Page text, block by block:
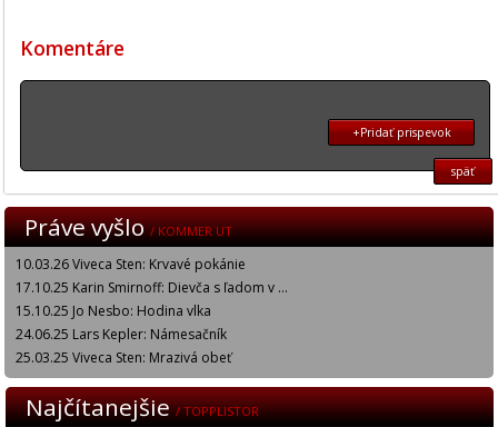
Komentáre
+Pridať prispevok
späť
Práve vyšlo/ KOMMER UT
10.03.26 Viveca Sten: Krvavé pokánie
17.10.25 Karin Smirnoff: Dievča s ľadom v ...
15.10.25 Jo Nesbo: Hodina vlka
24.06.25 Lars Kepler: Námesačník
25.03.25 Viveca Sten: Mrazivá obeť
Najčítanejšie/ TOPPLISTOR